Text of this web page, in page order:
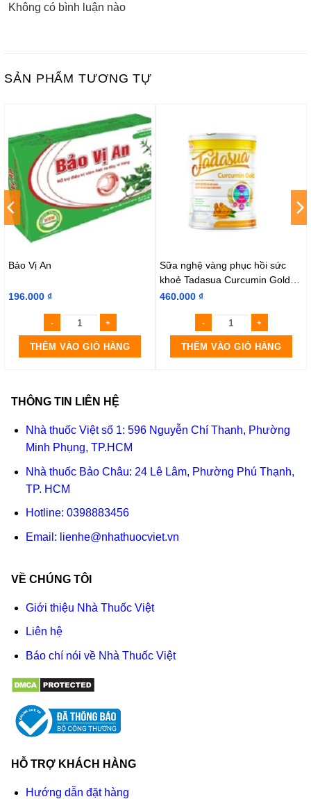
Không có bình luận nào
SẢN PHẨM TƯƠNG TỰ
Bảo Vị An
196.000 ₫
THÊM VÀO GIỎ HÀNG
Sữa nghệ vàng phục hồi sức
khoẻ Tadasua Curcumin Gold
900g
460.000 ₫
THÊM VÀO GIỎ HÀNG
THÔNG TIN LIÊN HỆ
Nhà thuốc Việt số 1: 596 Nguyễn Chí Thanh, Phường
Minh Phụng, TP.HCM
Nhà thuốc Bảo Châu: 24 Lê Lâm, Phường Phú Thạnh,
TP. HCM
Hotline: 0398883456
Email: lienhe@nhathuocviet.vn
VỀ CHÚNG TÔI
Giới thiệu Nhà Thuốc Việt
Liên hệ
Báo chí nói về Nhà Thuốc Việt
HỖ TRỢ KHÁCH HÀNG
Hướng dẫn đặt hàng